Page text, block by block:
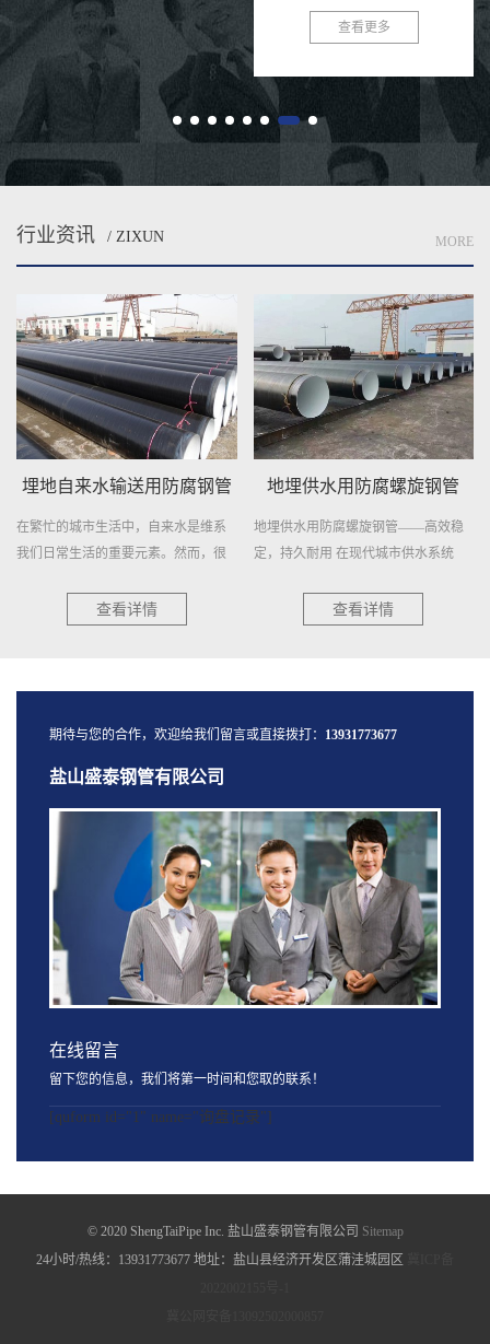
为了满足打桩工程的需求，我们推
出了高效、耐用、安全的作打桩管
用螺旋钢管。 作打桩管用...
查看更多
轧带钢卷为原料，经常温螺旋辊压
成型、自动双丝双面埋弧焊制成的
查看更多
行业资讯 / ZIXUN MORE
地埋供水用防腐螺旋钢管
地埋供水用防腐螺旋钢管——高效稳
定，持久耐用 在现代城市供水系统
查看详情
城市供水用螺旋钢管
城市供水用螺旋钢管：现代供水的坚
固支柱 在现代城市的快速发展中，...
查看详情
期待与您的合作，欢迎给我们留言或直接拨打： 13931773677
盐山盛泰钢管有限公司
在线留言
留下您的信息，我们将第一时间和您取的联系！
[quform id="1" name="询盘记录"]
© 2020 ShengTaiPipe Inc. 盐山盛泰钢管有限公司 Sitemap
24小时/热线：13931773677 地址：盐山县经济开发区蒲洼城园区